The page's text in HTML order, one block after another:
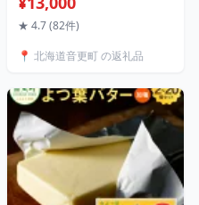
ズ） 8個セット 【B11】 1
個130g 13000円 1万3000
ズ 中華まん 中華 点心 惣菜
せ グルメ 朝食 レンジ調理
冷凍食品 北海道 音更町 送
料無料
★ 4.7 (82件)
📍 北海道音更町 の返礼品